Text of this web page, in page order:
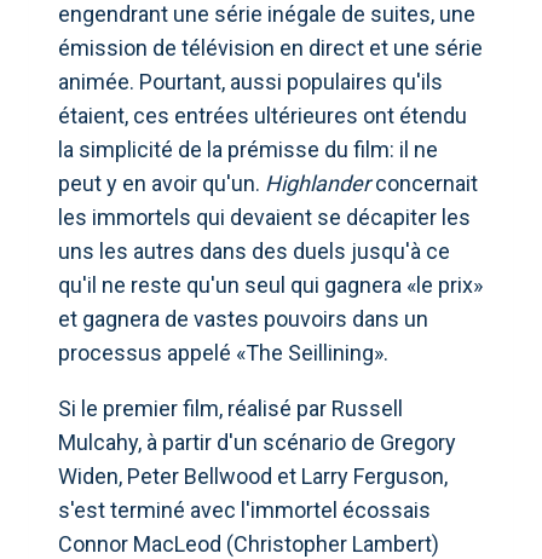
engendrant une série inégale de suites, une
émission de télévision en direct et une série
animée. Pourtant, aussi populaires qu'ils
étaient, ces entrées ultérieures ont étendu
la simplicité de la prémisse du film: il ne
peut y en avoir qu'un. Highlanderconcernait
les immortels qui devaient se décapiter les
uns les autres dans des duels jusqu'à ce
qu'il ne reste qu'un seul qui gagnera «le prix»
et gagnera de vastes pouvoirs dans un
processus appelé «The Seillining».
Si le premier film, réalisé par Russell
Mulcahy, à partir d'un scénario de Gregory
Widen, Peter Bellwood et Larry Ferguson,
s'est terminé avec l'immortel écossais
Connor MacLeod (Christopher Lambert)